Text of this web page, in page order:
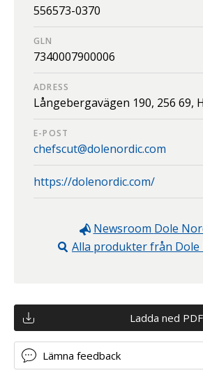
556573-0370
GLN
7340007900006
ADRESS
Långebergavägen 190, 256 69,
E-POST
chefscut@dolenordic.com
https://dolenordic.com/
Newsroom Dole
Alla produkter från Dole
Ladda ned PDF
Lämna feedback